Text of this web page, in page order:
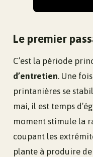
Le premier
C’est la période
d’entretien. Une
printanières se
mai, il est temps
moment stimule la
coupant les
plante à produire